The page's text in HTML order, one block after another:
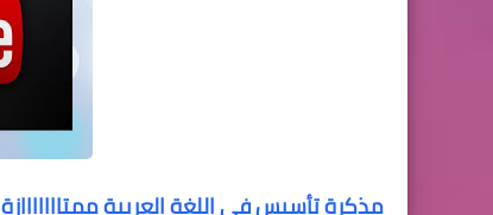
مذكرة تأسيس في اللغة العربية ممتااااااازة